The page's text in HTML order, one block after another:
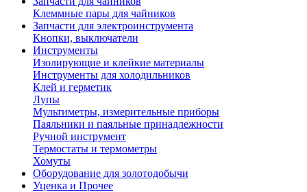
Клеммные пары для чайников
Запчасти для электроинструмента
Кнопки, выключатели
Инструменты
Изолирующие и клейкие материалы
Инструменты для холодильников
Клей и герметик
Лупы
Мультиметры, измерительные приборы
Паяльники и паяльные принадлежности
Ручной инструмент
Термостаты и термометры
Хомуты
Оборудование для золотодобычи
Уценка и Прочее